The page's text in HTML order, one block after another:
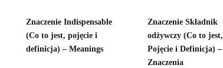
Znaczenie Indispensable
(Co to jest, pojęcie i
definicja) – Meanings
Znaczenie Składnik
odżywczy (Co to jest,
Pojęcie i Definicja) –
Znaczenia